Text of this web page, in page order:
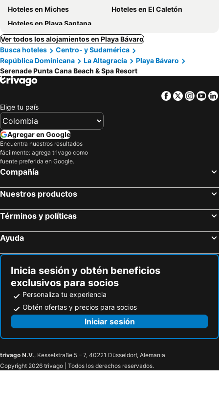
Hoteles en Miches
Hoteles en El Caletón
Hoteles en Playa Santana
Ver todos los alojamientos en Playa Bávaro
Busca hoteles
Centro- y Sudamérica
República Dominicana
La Altagracía
Playa Bávaro
Serenade Punta Cana Beach & Spa Resort
Facebook
Twitter
Elige tu país
Agregar en Google
Encuentra nuestros resultados
fácilmente: agrega trivago como
fuente preferida en Google.
Compañía
Nuestros productos
Términos y políticas
Ayuda
Inicia sesión y obtén beneficios
exclusivos para socios
Personaliza tu experiencia
Obtén ofertas y precios para socios
Iniciar sesión
trivago N.V., Kesselstraße 5 – 7, 40221 Düsseldorf, Alemania
Copyright 2026 trivago | Todos los derechos reservados.